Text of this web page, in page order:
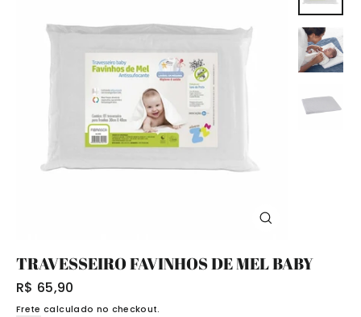
TRAVESSEIRO FAVINHOS DE MEL BABY
Preço
normal
R$ 65,90
Frete calculado no checkout.